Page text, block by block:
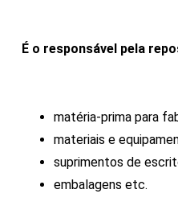
É o responsável pela
matéria-prima para
materiais e
suprimentos de
embalagens etc.